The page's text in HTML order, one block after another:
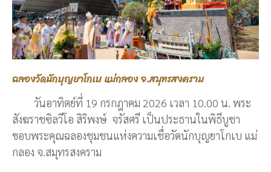
ฉลองวัดนักบุญยาโกเบ แม่กลอง จ.สมุทรสงคราม
วันอาทิตย์ที่ 19 กรกฎาคม 2026 เวลา 10.00 น. พระ
สังฆราชซิลวีโอ สิริพงษ์ จรัสศรี เป็นประธานในพิธีบูชา
ขอบพระคุณฉลองชุมชนแห่งความเชื่อวัดนักบุญยาโกเบ แม่
กลอง จ.สมุทรสงคราม